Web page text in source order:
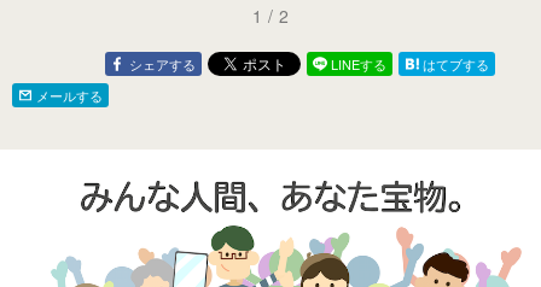
1 / 2
シェアする LINEする
はてブする
メールする